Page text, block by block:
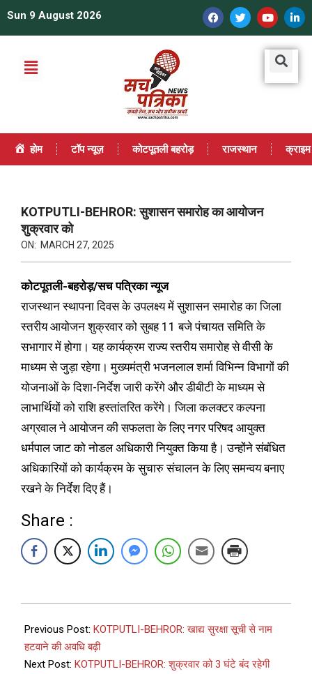
Sun 9 August 2026
होम टॉप न्यूज़ कोटपूतली बहरोड़ राजस्थान क्राइम
KOTPUTLI-BEHROR: सुशासन समारोह का आयोजन
शुक्रवार को
ON: MARCH 27, 2025
कोटपूतली-बहरोड़/सच पत्रिका न्यूज
राजस्थान स्थापना दिवस के उपलक्ष्य में सुशासन समारोह का जिला
स्तरीय आयोजन शुक्रवार को सुबह 11 बजे पंचायत समिति के
सभागार में होगा। यह कार्यक्रम राज्य स्तरीय समारोह से वीसी के
माध्यम से जुड़ा रहेगा। मुख्यमंत्री भजनलाल शर्मा विभिन्न विभागों की
योजनाओं के दिशा-निर्देश जारी करेंगे और डीबीटी के माध्यम से
लाभार्थियों को राशि हस्तांतरित करेंगे। जिला कलक्टर कल्पना
अग्रवाल ने आयोजन की सफलता के लिए नगर परिषद आयुक्त
धर्मपाल जाट को नोडल अधिकारी नियुक्त किया है। उन्होंने संबंधित
अधिकारियों को कार्यक्रम के सुचारु संचालन के लिए समन्वय बनाए
रखने के निर्देश दिए हैं।
Share :
Previous Post: KOTPUTLI-BEHROR: खाद्य सुरक्षा सूची से नाम
हटवाने की अवधि बढ़ी
Next Post: KOTPUTLI-BEHROR: शुक्रवार को 3 घंटे बंद रहेगी